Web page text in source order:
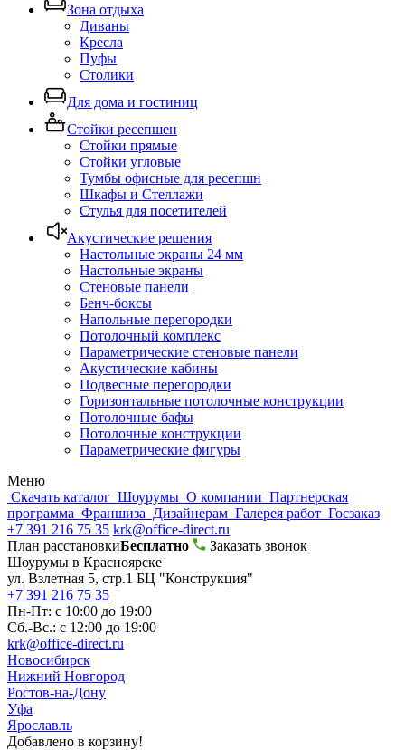
Зона отдыха
Диваны
Кресла
Пуфы
Столики
Для дома и гостиниц
Стойки ресепшен
Стойки прямые
Стойки угловые
Тумбы офисные для ресепшн
Шкафы и Стеллажи
Стулья для посетителей
Акустические решения
Настольные экраны 24 мм
Настольные экраны
Стеновые панели
Бенч-боксы
Напольные перегородки
Потолочный комплекс
Параметрические стеновые панели
Акустические кабины
Подвесные перегородки
Горизонтальные потолочные конструкции
Потолочные бафы
Потолочные конструкции
Параметрические фигуры
Меню
Скачать каталог Шоурумы О компании Партнерская
программа Франшиза Дизайнерам Галерея работ Госзаказ
+7 391 216 75 35 krk@office-direct.ru
План расстановкиБесплатно
Заказать звонок
Шоурумы в Красноярске
ул. Взлетная 5, стр.1 БЦ "Конструкция"
+7 391 216 75 35
Пн-Пт: с 10:00 до 19:00
Сб.-Вс.: с 12:00 до 19:00
krk@office-direct.ru
Новосибирск
Нижний Новгород
Ростов-на-Дону
Уфа
Ярославль
Добавлено в корзину!